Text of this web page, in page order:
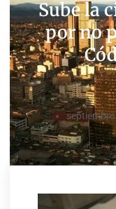
Sube la
por no